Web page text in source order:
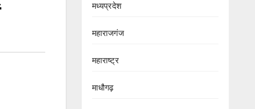
मध्यप्रदेश
महाराजगंज
महाराष्ट्र
माधौगढ़